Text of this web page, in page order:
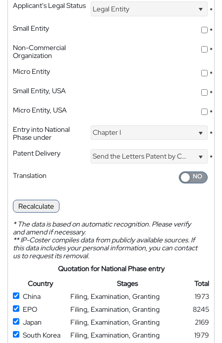
Applicant's Legal Status Legal Entity
*
Small Entity
*
Non-Commercial
Organization
*
Micro Entity
*
Small Entity, USA
*
Micro Entity, USA
*
Entry into National
Phase under
Chapter I *
Patent Delivery Send the Letters Patent by Courier
*
Translation
Recalculate
*The data is based on automatic recognition. Please verify
and amend if necessary.
**IP-Coster compiles data from publicly available sources. If
this data includes your personal information, you can contact
us to request its removal.
Quotation for National Phase entry
Country
Stages
Total
China
Filing, Examination, Granting
1973
EPO
Filing, Examination, Granting
8245
Japan
Filing, Examination, Granting
2169
South Korea
Filing, Examination, Granting
1979